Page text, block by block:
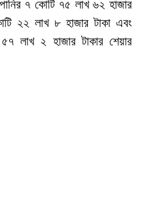
৭ কোটি ৭৫ লাখ ৬২ হাজার
২২ লাখ ৮ হাজার টাকা এবং
লাখ ২ হাজার টাকার শেয়ার